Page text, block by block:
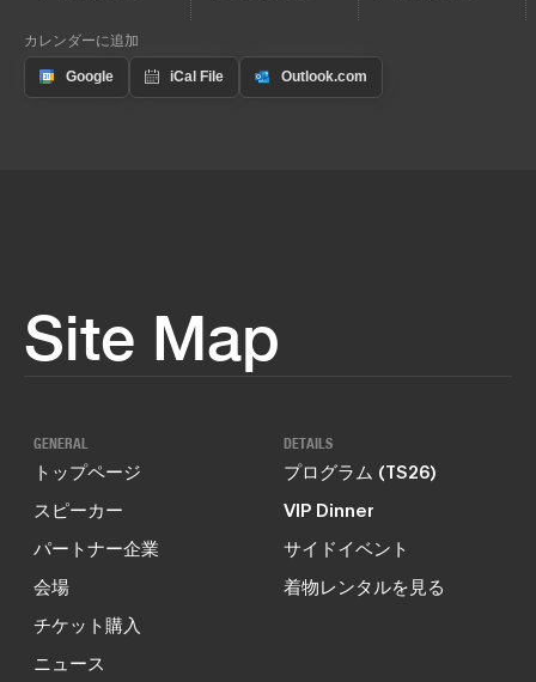
カレンダーに追加
Site Map
GENERAL
トップページ
スピーカー
パートナー企業
会場
チケット購入
ニュース
DETAILS
プログラム (TS26)
VIP Dinner
サイドイベント
着物レンタルを見る